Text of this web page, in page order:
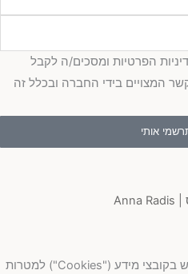
הפרטיות ומסכים/ה לקבל
המצויים בידי החברה ובכלל זה
אותי
לידיעתך, באתר זה אנו עושים שימוש בקובצי מידע ("Cookies") למטרות